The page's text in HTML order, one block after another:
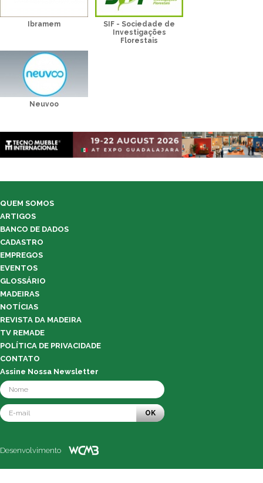
Ibramem
SIF - Sociedade de
Investigações
Florestais
Neuvoo
QUEM SOMOS
ARTIGOS
BANCO DE DADOS
CADASTRO
EMPREGOS
EVENTOS
GLOSSÁRIO
MADEIRAS
NOTÍCIAS
REVISTA DA MADEIRA
TV REMADE
POLÍTICA DE PRIVACIDADE
CONTATO
Assine Nossa Newsletter
OK
Desenvolvimento